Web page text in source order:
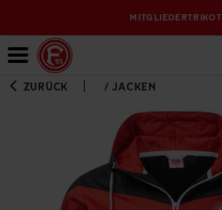
MITGLIEDERTRIKOT
ZURÜCK /JACKEN